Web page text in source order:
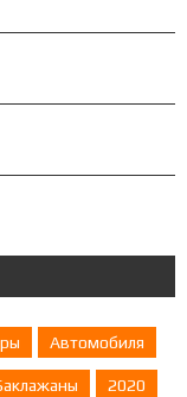
Автомобиля
2020